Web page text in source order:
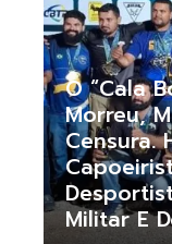
O “cala
Morreu,
Censura.
Militar E